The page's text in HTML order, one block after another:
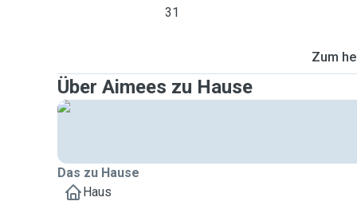
31
Zum
Über Aimees zu Hause
Das zu Hause
Haus